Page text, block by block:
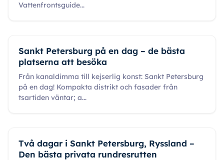
Vattenfrontsguide...
Sankt Petersburg på en dag – de bästa
platserna att besöka
Från kanaldimma till kejserlig konst: Sankt Petersburg
på en dag! Kompakta distrikt och fasader från
tsartiden väntar; a...
Två dagar i Sankt Petersburg, Ryssland –
Den bästa privata rundresrutten